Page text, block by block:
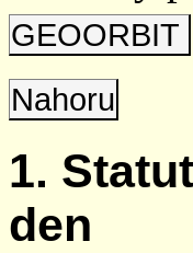
GEOORBIT
Nahoru
1.
den